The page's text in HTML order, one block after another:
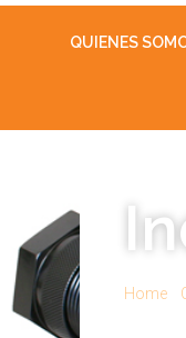
QUIENES
Home